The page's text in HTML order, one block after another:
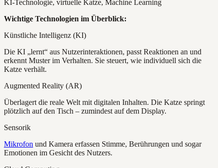
Wichtige Technologien im Überblick:
Künstliche Intelligenz (KI)
Die KI „lernt“ aus Nutzerinteraktionen, passt Reaktionen an und
erkennt Muster im Verhalten. Sie steuert, wie individuell sich die
Katze verhält.
Augmented Reality (AR)
Überlagert die reale Welt mit digitalen Inhalten. Die Katze springt
plötzlich auf den Tisch – zumindest auf dem Display.
Sensorik
Mikrofon und Kamera erfassen Stimme, Berührungen und sogar
Emotionen im Gesicht des Nutzers.